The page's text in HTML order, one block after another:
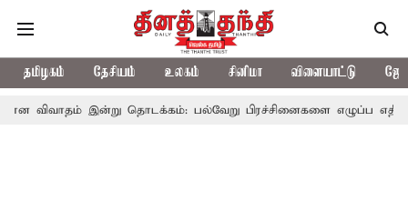
தமிழகம் தேசியம் உலகம் சினிமா விளையாட்டு
தொடக்கம்: பல்வேறு பிரச்சினைகளை எழுப்ப எதிர்க்கட்சிகள்